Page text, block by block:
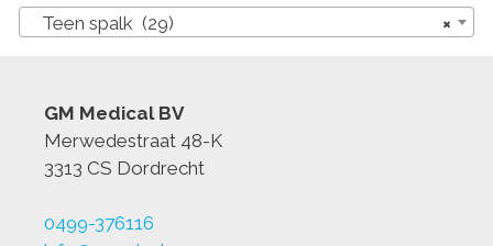
×
Teen spalk (29)
GM Medical BV
Merwedestraat 48-K
3313 CS Dordrecht
0499-376116